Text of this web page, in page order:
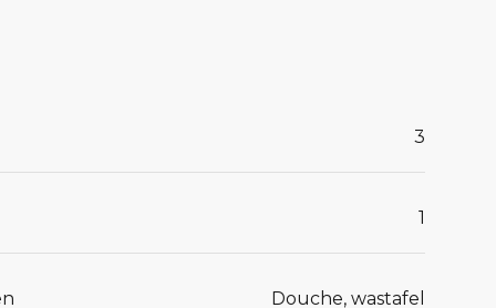
3
1
Douche, wastafel